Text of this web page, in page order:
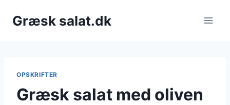
Græsk salat.dk
OPSKRIFTER
Græsk salat med oliven